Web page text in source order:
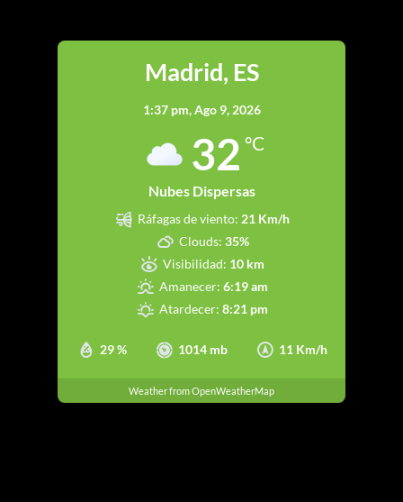
Madrid, ES
1:37 pm,Ago 9, 2026
32 °C
Nubes Dispersas
29 % 1014 mb 11 Km/h
Ráfagas de viento: 21 Km/h
Clouds: 35%
Visibilidad: 10 km
Amanecer: 6:19 am
Atardecer: 8:21 pm
Weather from OpenWeatherMap